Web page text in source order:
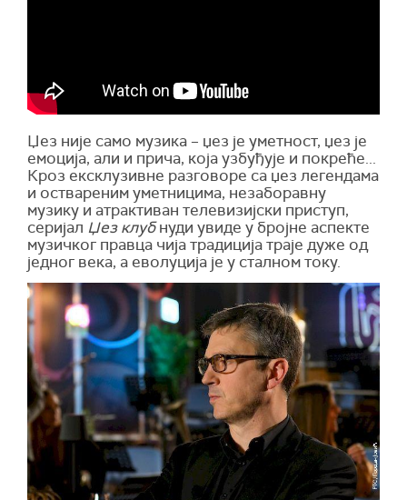
Џез није само музика – џез је уметност, џез је
емоција, али и прича, која узбуђује и покреће...
Кроз ексклузивне разговоре са џез легендама
и оствареним уметницима, незаборавну
музику и атрактиван телевизијски приступ,
серијал Џез клубнуди увиде у бројне аспекте
музичког правца чија традиција траје дуже од
једног века, а еволуција је у сталном току.